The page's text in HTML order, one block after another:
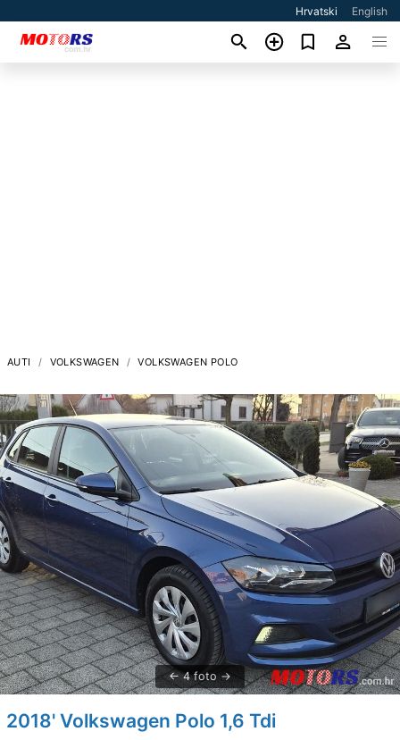
Hrvatski English
AUTI VOLKSWAGEN VOLKSWAGEN POLO
4 foto
2018' Volkswagen Polo 1,6 Tdi